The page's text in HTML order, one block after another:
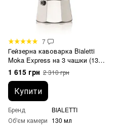
7
Гейзерна кавоварка Bialetti
Moka Express на 3 чашки (130
мл)
1 615 грн 2 310 грн
Купити
Бренд
BIALETTI
Об'єм камери 130 мл